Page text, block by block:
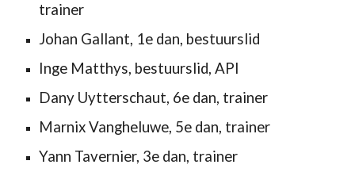
trainer
Johan Gallant, 1e dan, bestuurslid
Inge Matthys, bestuurslid, API
Dany Uytterschaut, 6e dan, trainer
Marnix Vangheluwe, 5e dan, trainer
Yann Tavernier, 3e dan, trainer